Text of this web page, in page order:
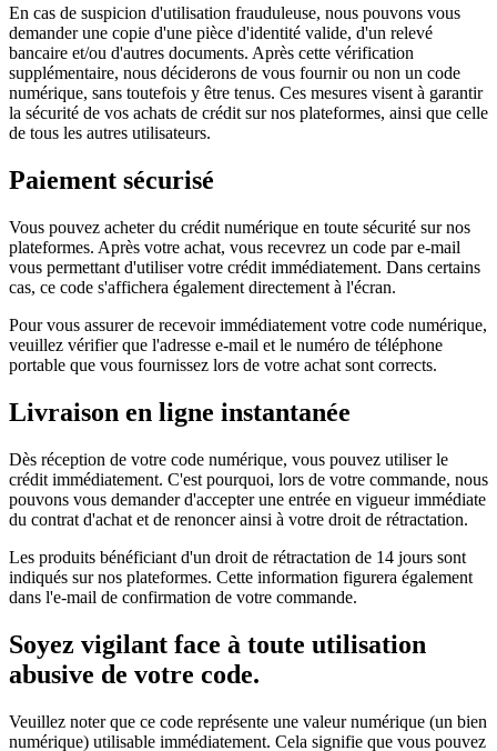
En cas de suspicion d'utilisation frauduleuse, nous pouvons vous
demander une copie d'une pièce d'identité valide, d'un relevé
bancaire et/ou d'autres documents. Après cette vérification
supplémentaire, nous déciderons de vous fournir ou non un code
numérique, sans toutefois y être tenus. Ces mesures visent à garantir
la sécurité de vos achats de crédit sur nos plateformes, ainsi que celle
de tous les autres utilisateurs.
Paiement sécurisé
Vous pouvez acheter du crédit numérique en toute sécurité sur nos
plateformes. Après votre achat, vous recevrez un code par e-mail
vous permettant d'utiliser votre crédit immédiatement. Dans certains
cas, ce code s'affichera également directement à l'écran.
Pour vous assurer de recevoir immédiatement votre code numérique,
veuillez vérifier que l'adresse e-mail et le numéro de téléphone
portable que vous fournissez lors de votre achat sont corrects.
Livraison en ligne instantanée
Dès réception de votre code numérique, vous pouvez utiliser le
crédit immédiatement. C'est pourquoi, lors de votre commande, nous
pouvons vous demander d'accepter une entrée en vigueur immédiate
du contrat d'achat et de renoncer ainsi à votre droit de rétractation.
Les produits bénéficiant d'un droit de rétractation de 14 jours sont
indiqués sur nos plateformes. Cette information figurera également
dans l'e-mail de confirmation de votre commande.
Soyez vigilant face à toute utilisation
abusive de votre code.
Veuillez noter que ce code représente une valeur numérique (un bien
numérique) utilisable immédiatement. Cela signifie que vous pouvez